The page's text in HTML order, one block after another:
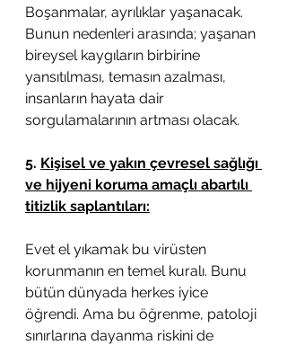
Boşanmalar, ayrılıklar yaşanacak.
Bunun nedenleri arasında; yaşanan
bireysel kaygıların birbirine
yansıtılması, temasın azalması,
insanların hayata dair
sorgulamalarının artması olacak.
5. Kişisel ve yakın çevresel sağlığı
ve hijyeni koruma amaçlı abartılı
titizlik saplantıları:
Evet el yıkamak bu virüsten
korunmanın en temel kuralı. Bunu
bütün dünyada herkes iyice
öğrendi. Ama bu öğrenme, patoloji
sınırlarına dayanma riskini de